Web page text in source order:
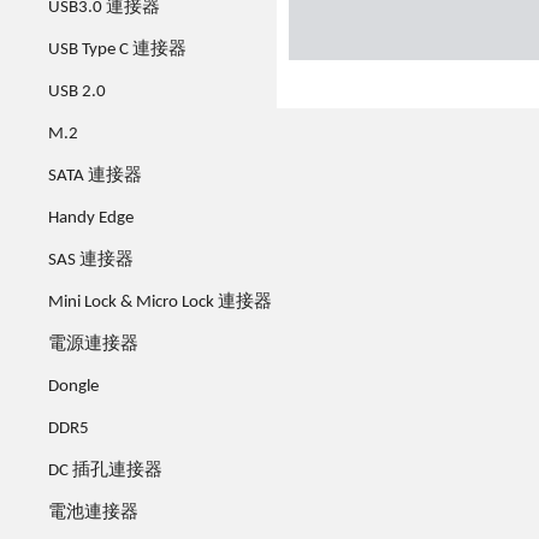
USB3.0 連接器
USB Type C 連接器
USB 2.0
M.2
SATA 連接器
Handy Edge
SAS 連接器
Mini Lock & Micro Lock 連接器
電源連接器
Dongle
DDR5
DC 插孔連接器
電池連接器